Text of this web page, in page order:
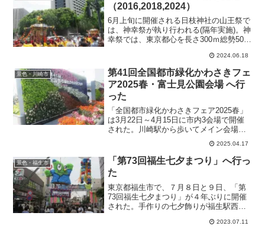
（2016,2018,2024）
6月上旬に開催される日枝神社の山王祭で
は、神幸祭が執り行われる(隔年実施)。神
幸祭では、東京都心を長さ300ｍ総勢500
輿・山車などで練り歩き、沿道には多く
の観衆が集まった。
2024.06.18
景色・川崎市
第41回全国都市緑化かわさきフェ
ア2025春・富士見公園会場 へ行
った
「全国都市緑化かわさきフェア2025春」
は3月22日～4月15日に市内3会場で開催
された。川崎駅から歩いてメイン会場の
富士見公園会場を訪れると、広大なメイ
ンガーデンや垂直花壇など素晴らしかっ
た。
2025.04.17
景色・福生市
「第73回福生七夕まつり」へ行っ
た
東京都福生市で、７月８日と９日、「第
73回福生七夕まつり」が４年ぶりに開催
された。手作りの七夕飾りが福生駅西口
ベントなどが行われて、いっぱい賑わっ
2023.07.11